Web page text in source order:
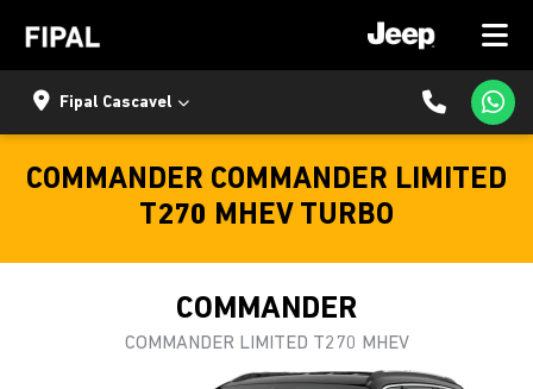
Fipal Cascavel
COMMANDER COMMANDER LIMITED
T270 MHEV TURBO
COMMANDER
COMMANDER LIMITED T270 MHEV